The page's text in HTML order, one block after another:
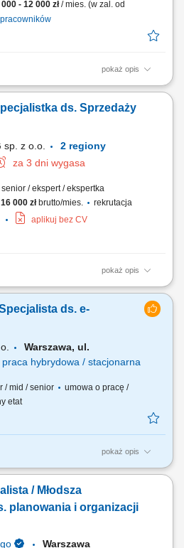
- 12 000 zł/ mies. (w zal. od
pokaż opis
relacji z klientami specjalizującymi
nad dokumentacją transportową i
działami wspierającymi wewnątrz
ds. Sprzedaży
sp. z o.o.
za 3 dni wygasa
/ ekspert / ekspertka
000 złbrutto/mies.
rekrutacja
aplikuj bez CV
pokaż opis
rynku polskim i europejskim oraz
Pozyskiwanie nowych klientów, obsługa
B2B; Prowadzenie negocjacji,
relacji z klientami; Analiza wyników,
ds. e-
Warszawa, ul.
praca hybrydowa / stacjonarna
/ mid / senior
umowa o pracę /
etat
pokaż opis
platformą sklepową i ofertą oraz
Wdrażanie i optymalizacja oferty na
jak Allegro, Empik czy Amazon.
Journey) i dbanie o UX,
/ Młodsza
planowania i organizacji
Warszawa